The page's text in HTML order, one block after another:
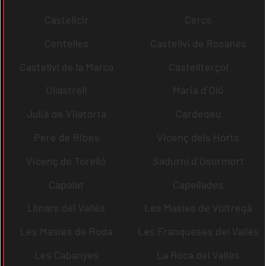
Castellcir
Cercs
Centelles
Castellví de Rosanes
Castellví de la Marca
Castellterçol
Ullastrell
Maria d´Oló
Julià de Vilatorta
Cardedeu
Pere de Ribes
Vicenç dels Horts
Vicenç de Torelló
Sadurní d´Osormort
Capolat
Capellades
Llinars del Vallès
Les Masíes de Voltregà
Les Masies de Roda
Les Franqueses del Vallès
Les Cabanyes
La Roca del Vallès